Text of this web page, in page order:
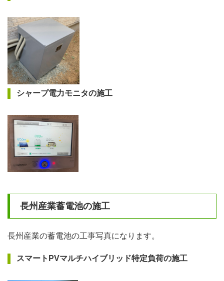
シャープ電力モニタの施工
長州産業蓄電池の施工
長州産業の蓄電池の工事写真になります。
スマートPVマルチハイブリッド特定負荷の施工